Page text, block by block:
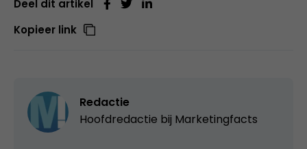
Deel dit artikel
Kopieer link
Redactie
Hoofdredactie bij Marketingfacts